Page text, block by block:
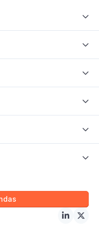
 





